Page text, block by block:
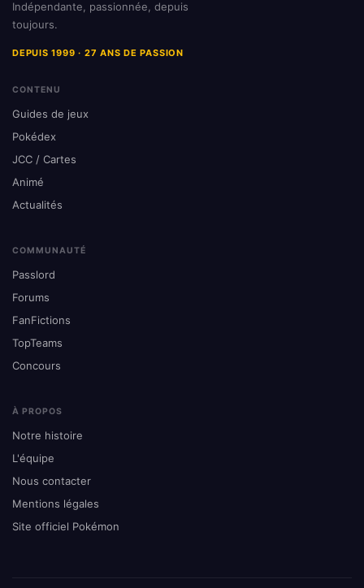
Indépendante, passionnée, depuis
toujours.
DEPUIS 1999 · 27 ANS DE PASSION
CONTENU
Guides de jeux
Pokédex
JCC / Cartes
Animé
Actualités
COMMUNAUTÉ
Passlord
Forums
FanFictions
TopTeams
Concours
À PROPOS
Notre histoire
L'équipe
Nous contacter
Mentions légales
Site officiel Pokémon